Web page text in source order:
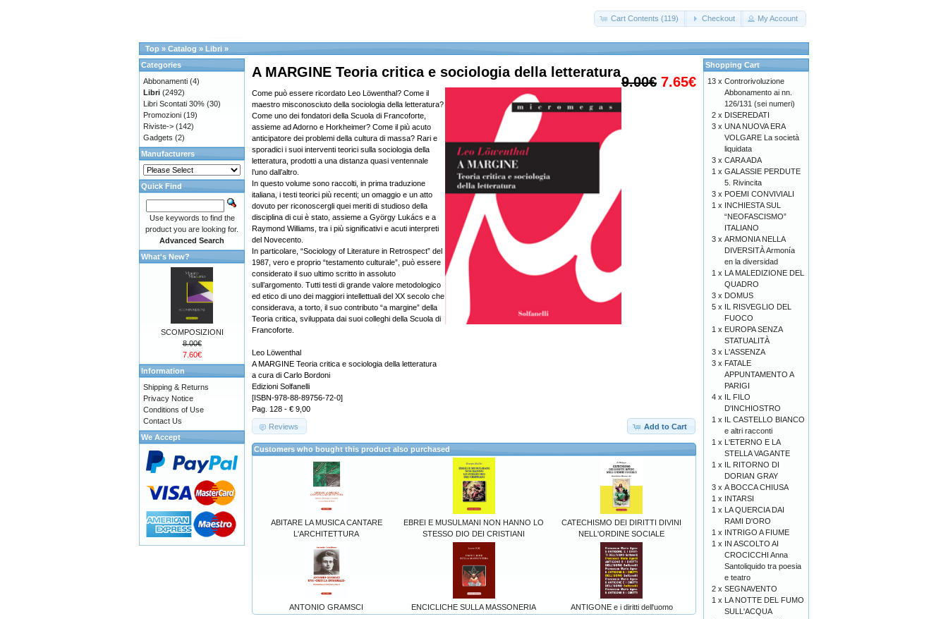
Cart Contents (119) Checkout My Account
Top » Catalog » Libri »
9.00€ 7.65€
A MARGINE Teoria critica e sociologia della letteratura
Come può essere ricordato Leo Löwenthal? Come il
maestro misconosciuto della sociologia della letteratura?
Come uno dei fondatori della Scuola di Francoforte,
assieme ad Adorno e Horkheimer? Come il più acuto
anticipatore dei problemi della cultura di massa? Rari e
sporadici i suoi interventi teorici sulla sociologia della
letteratura, prodotti a una distanza quasi ventennale
l’uno dall’altro.
In questo volume sono raccolti, in prima traduzione
italiana, i testi teorici più recenti; un omaggio e un atto
dovuto per riconoscergli quei meriti di studioso della
disciplina di cui è stato, assieme a György Lukács e a
Raymond Williams, tra i più significativi e acuti interpreti
del Novecento.
In particolare, “Sociology of Literature in Retrospect” del
1987, vero e proprio “testamento culturale”, può essere
considerato il suo ultimo scritto in assoluto
sull’argomento. Tutti testi di grande valore metodologico
ed etico di uno dei maggiori intellettuali del XX secolo che
considerava, a torto, il suo contributo “a margine” della
Teoria critica, sviluppata dai suoi colleghi della Scuola di
Francoforte.
Leo Löwenthal
A MARGINE Teoria critica e sociologia della letteratura
a cura di Carlo Bordoni
Edizioni Solfanelli
[ISBN-978-88-89756-72-0]
Pag. 128 - € 9,00
Add to Cart
Reviews
Customers who bought this product also purchased
ABITARE LA MUSICA CANTARE
L'ARCHITETTURA
EBREI E MUSULMANI NON HANNO LO
STESSO DIO DEI CRISTIANI
CATECHISMO DEI DIRITTI DIVINI
NELL'ORDINE SOCIALE
ANTONIO GRAMSCI ENCICLICHE SULLA MASSONERIA ANTIGONE e i diritti dell'uomo
Categories
Abbonamenti (4)
Libri (2492)
Libri Scontati 30% (30)
Promozioni (19)
Riviste-> (142)
Gadgets (2)
Manufacturers
Quick Find
Use keywords to find the
product you are looking for.
Advanced Search
What's New?
SCOMPOSIZIONI
8.00€
7.60€
Information
Shipping & Returns
Privacy Notice
Conditions of Use
Contact Us
We Accept
Shopping Cart
13 x Controrivoluzione
Abbonamento ai nn.
126/131 (sei numeri)
2 x DISEREDATI
3 x UNA NUOVA ERA
VOLGARE La società
liquidata
3 x CARA ADA
1 x GALASSIE PERDUTE
5. Rivincita
3 x POEMI CONVIVIALI
1 x INCHIESTA SUL
“NEOFASCISMO”
ITALIANO
3 x ARMONIA NELLA
DIVERSITÀ Armonía
en la diversidad
1 x LA MALEDIZIONE DEL
QUADRO
3 x DOMUS
5 x IL RISVEGLIO DEL
FUOCO
1 x EUROPA SENZA
STATUALITÀ
3 x L'ASSENZA
3 x FATALE
APPUNTAMENTO A
PARIGI
4 x IL FILO
D'INCHIOSTRO
1 x IL CASTELLO BIANCO
e altri racconti
1 x L'ETERNO E LA
STELLA VAGANTE
1 x IL RITORNO DI
DORIAN GRAY
3 x A BOCCA CHIUSA
1 x INTARSI
1 x LA QUERCIA DAI
RAMI D'ORO
1 x INTRIGO A FIUME
1 x IN ASCOLTO AI
CROCICCHI Anna
Santoliquido tra poesia
e teatro
2 x SEGNAVENTO
1 x LA NOTTE DEL FUMO
SULL'ACQUA